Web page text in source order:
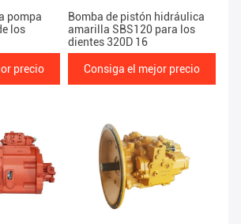
pompa
los
precio
Bomba de pistón hidráulica
amarilla SBS120 para los
dientes 320D 16
Consiga el mejor precio